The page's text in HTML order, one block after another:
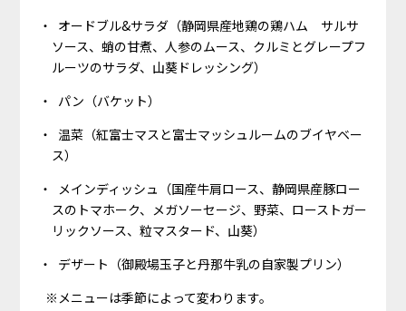
オードブル&サラダ（静岡県産地鶏の鶏ハム サルサ
ソース、蛸の甘煮、人参のムース、クルミとグレープフ
ルーツのサラダ、山葵ドレッシング）
パン（バケット）
温菜（紅富士マスと富士マッシュルームのブイヤベー
ス）
メインディッシュ（国産牛肩ロース、静岡県産豚ロー
スのトマホーク、メガソーセージ、野菜、ローストガー
リックソース、粒マスタード、山葵）
デザート（御殿場玉子と丹那牛乳の自家製プリン）
※メニューは季節によって変わります。